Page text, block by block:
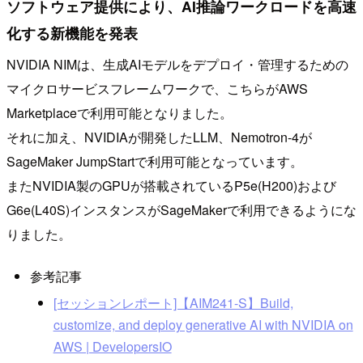
ソフトウェア提供により、AI推論ワークロードを高速
化する新機能を発表
NVIDIA NIMは、生成AIモデルをデプロイ・管理するための
マイクロサービスフレームワークで、こちらがAWS
Marketplaceで利用可能となりました。
それに加え、NVIDIAが開発したLLM、Nemotron-4が
SageMaker JumpStartで利用可能となっています。
またNVIDIA製のGPUが搭載されているP5e(H200)および
G6e(L40S)インスタンスがSageMakerで利用できるようにな
りました。
参考記事
[セッションレポート]【AIM241-S】Build,
customize, and deploy generative AI with NVIDIA on
AWS | DevelopersIO